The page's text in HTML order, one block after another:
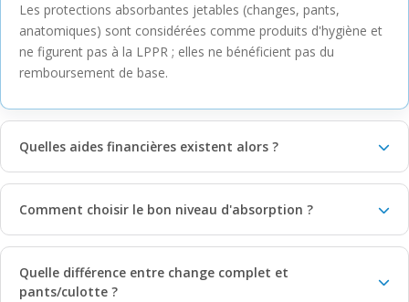
Les protections absorbantes jetables (changes, pants,
anatomiques) sont considérées comme produits d'hygiène et
ne figurent pas à la LPPR ; elles ne bénéficient pas du
remboursement de base.
Quelles aides financières existent alors ?
Comment choisir le bon niveau d'absorption ?
Quelle différence entre change complet et
pants/culotte ?